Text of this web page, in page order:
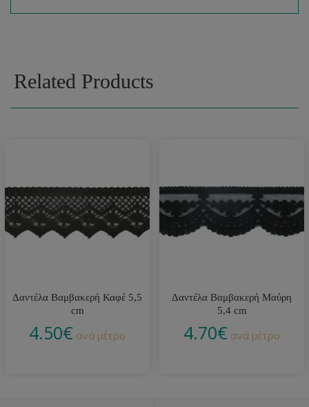
Related Products
Δαντέλα Βαμβακερή Καφέ 5,5
cm
4.50€ ανά μέτρο
Δαντέλα Βαμβακερή Μαύρη
5,4 cm
4.70€ ανά μέτρο